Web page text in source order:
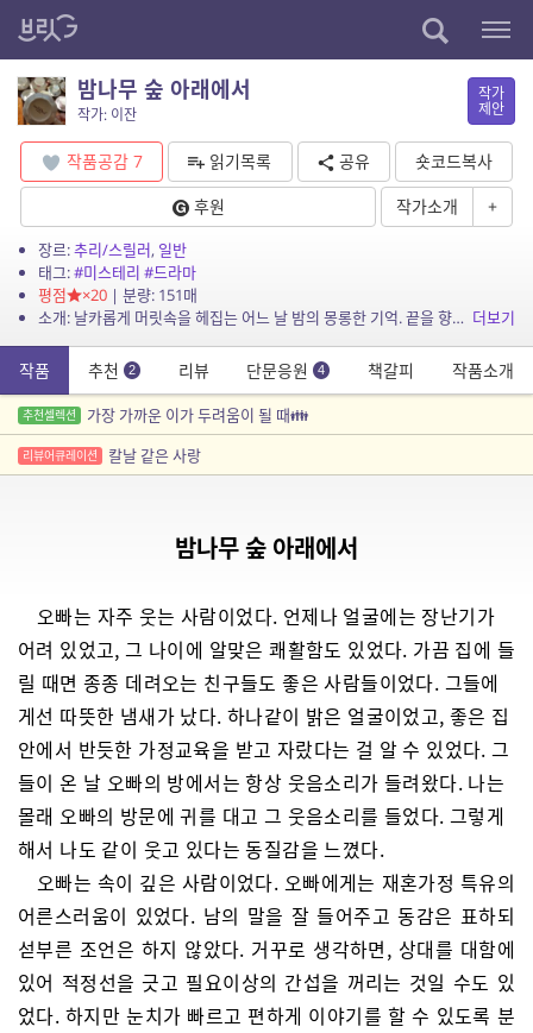
밤나무 숲 아래에서
작가: 이잔
작가
제안
작품공감 7 읽기목록 공유
숏코드복사
후원
작가소개 +
장르:추리/스릴러, 일반
태그:#미스테리 #드라마
평점
×20| 분량: 151매
소개: 날카롭게 머릿속을 헤집는 어느 날 밤의 몽롱한 기억. 끝을 향해 달려가는 가족이란 이름의 타인들. 만월의 밤, 싸늘하게 식은 몸을 싣고 우리는 밤나무 숲으로 향한다. 입 벌린 어둠... 더보기
작품 추천 2 리뷰 단문응원 4 책갈피 작품소개
추천셀렉션 가장 가까운 이가 두려움이 될 때👪
리뷰어큐레이션 칼날 같은 사랑
밤나무 숲 아래에서
오빠는 자주 웃는 사람이었다. 언제나 얼굴에는 장난기가
어려 있었고, 그 나이에 알맞은 쾌활함도 있었다. 가끔 집에 들
릴 때면 종종 데려오는 친구들도 좋은 사람들이었다. 그들에
게선 따뜻한 냄새가 났다. 하나같이 밝은 얼굴이었고, 좋은 집
안에서 반듯한 가정교육을 받고 자랐다는 걸 알 수 있었다. 그
들이 온 날 오빠의 방에서는 항상 웃음소리가 들려왔다. 나는
몰래 오빠의 방문에 귀를 대고 그 웃음소리를 들었다. 그렇게
해서 나도 같이 웃고 있다는 동질감을 느꼈다.
오빠는 속이 깊은 사람이었다. 오빠에게는 재혼가정 특유의
어른스러움이 있었다. 남의 말을 잘 들어주고 동감은 표하되
섣부른 조언은 하지 않았다. 거꾸로 생각하면, 상대를 대함에
있어 적정선을 긋고 필요이상의 간섭을 꺼리는 것일 수도 있
었다. 하지만 눈치가 빠르고 편하게 이야기를 할 수 있도록 분